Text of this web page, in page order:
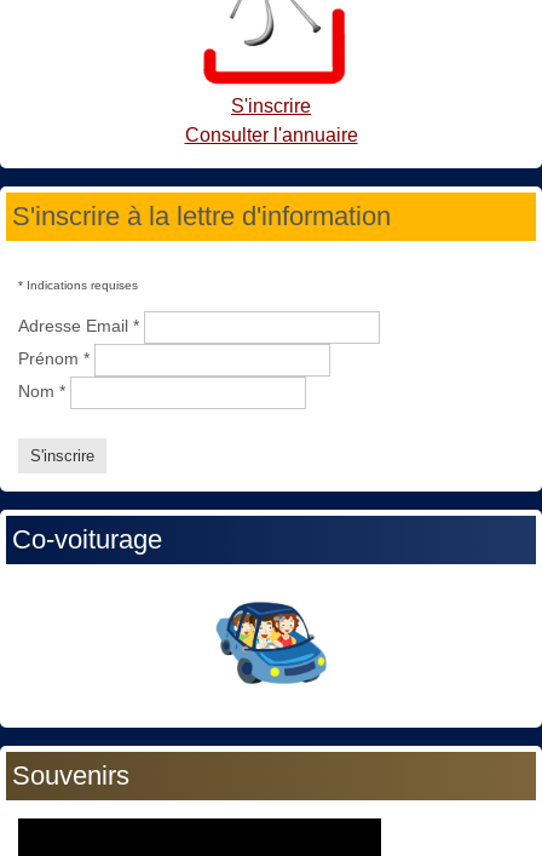
S'inscrire
Consulter l'annuaire
S'inscrire à la lettre d'information
* Indications requises
Adresse Email *
Prénom *
Nom *
Co-voiturage
Souvenirs